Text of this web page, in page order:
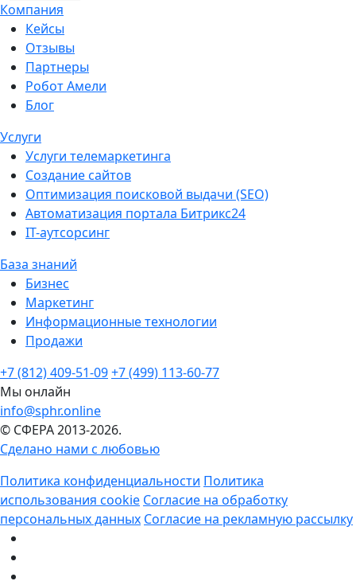
Компания
Кейсы
Отзывы
Партнеры
Робот Амели
Блог
Услуги
Услуги телемаркетинга
Создание сайтов
Оптимизация поисковой выдачи (SEO)
Автоматизация портала Битрикс24
IT-аутсорсинг
База знаний
Бизнес
Маркетинг
Информационные технологии
Продажи
+7 (812) 409-51-09+7 (499) 113-60-77
Мы онлайн
info@sphr.online
© СФЕРА 2013-2026.
Сделано нами с любовью
Политика конфиденциальности Политика
использования cookie Согласие на обработку
персональных данных Согласие на рекламную рассылку